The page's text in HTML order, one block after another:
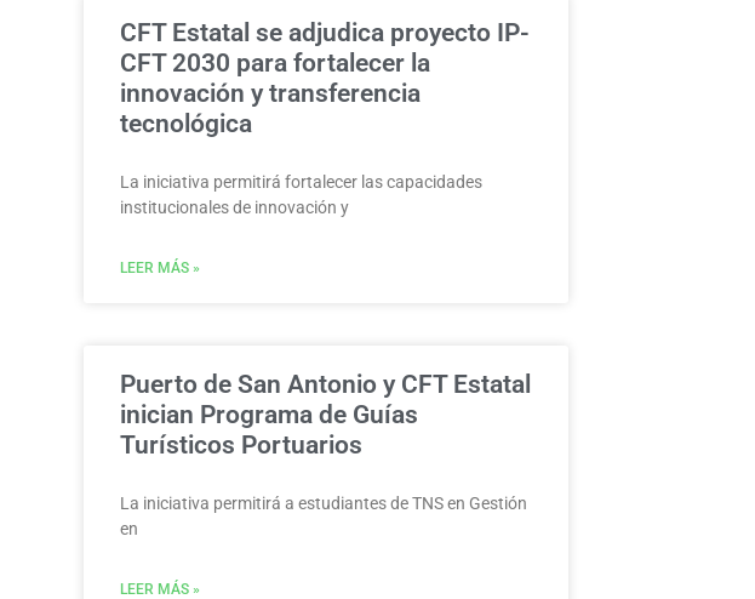
CFT Estatal se adjudica proyecto IP-
CFT 2030 para fortalecer la
innovación y transferencia
tecnológica
La iniciativa permitirá fortalecer las capacidades
institucionales de innovación y
LEER MÁS »
Puerto de San Antonio y CFT Estatal
inician Programa de Guías
Turísticos Portuarios
La iniciativa permitirá a estudiantes de TNS en Gestión
en
LEER MÁS »